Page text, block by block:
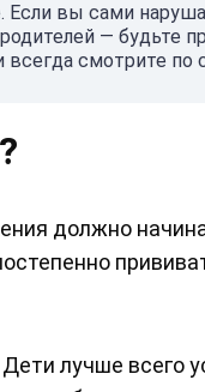
Если вы сами
— будьте
смотрите
должно
Дети лучше всего